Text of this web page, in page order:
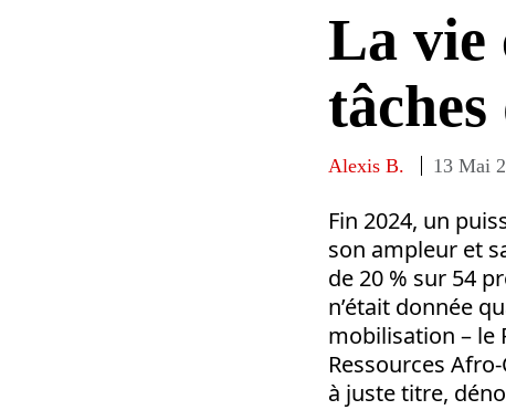
La vie
Alexis B. 13 Mai
Fin 2024, un
son ampleur et
de 20 % sur 54
n’était donnée
mobilisation – le
Ressources
à juste titre,